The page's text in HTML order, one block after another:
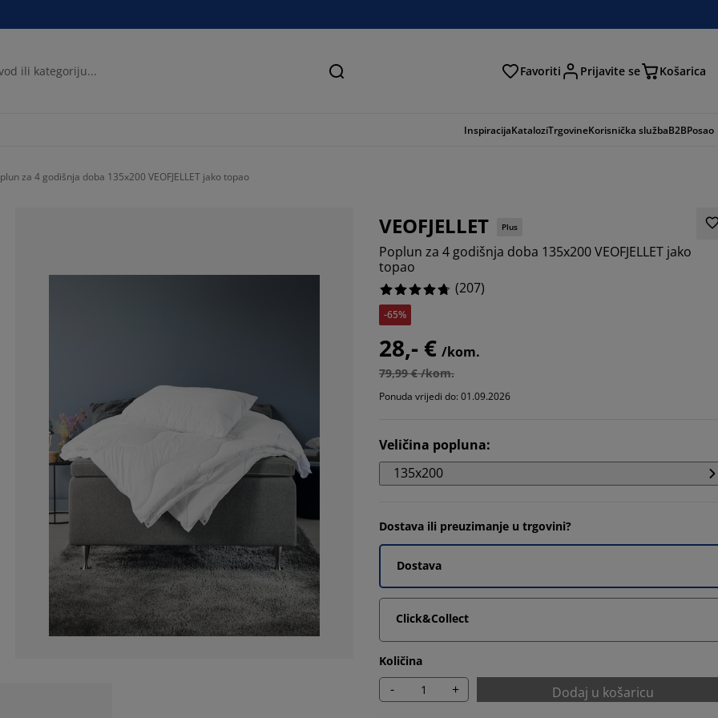
Pretraga Favoriti Prijavite se Košarica
InspiracijaKataloziTrgovineKorisnička službaB2BPosao
za 4 godišnja doba 135x200 VEOFJELLET jako topao
VEOFJELLET Plus
Poplun za 4 godišnja doba 135x200 VEOFJELLET jako
topao
(207)
-65%
28,- € /kom.
79,99 € /kom.
Ponuda vrijedi do: 01.09.2026
Veličina popluna:
135x200
Dostava ili preuzimanje u trgovini?
Dostava
Click&Collect
Količina
- + Dodaj u košaricu
1.932367149758454%
1.4492753623188406%
1.932367149758454%